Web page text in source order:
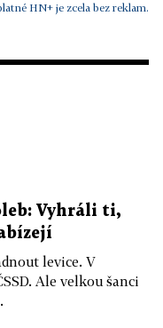
HN+ je zcela bez reklam.
Vyhráli ti,
levice. V
Ale velkou šanci